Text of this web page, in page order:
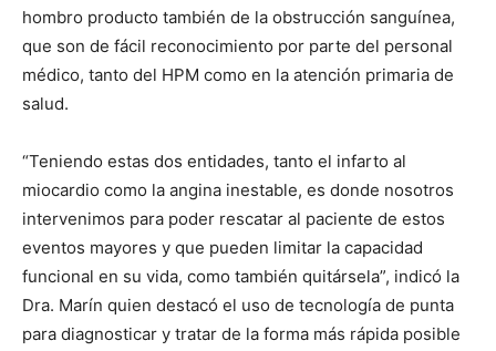
hombro producto también de la obstrucción sanguínea,
que son de fácil reconocimiento por parte del personal
médico, tanto del HPM como en la atención primaria de
salud.
“Teniendo estas dos entidades, tanto el infarto al
miocardio como la angina inestable, es donde nosotros
intervenimos para poder rescatar al paciente de estos
eventos mayores y que pueden limitar la capacidad
funcional en su vida, como también quitársela”, indicó la
Dra. Marín quien destacó el uso de tecnología de punta
para diagnosticar y tratar de la forma más rápida posible